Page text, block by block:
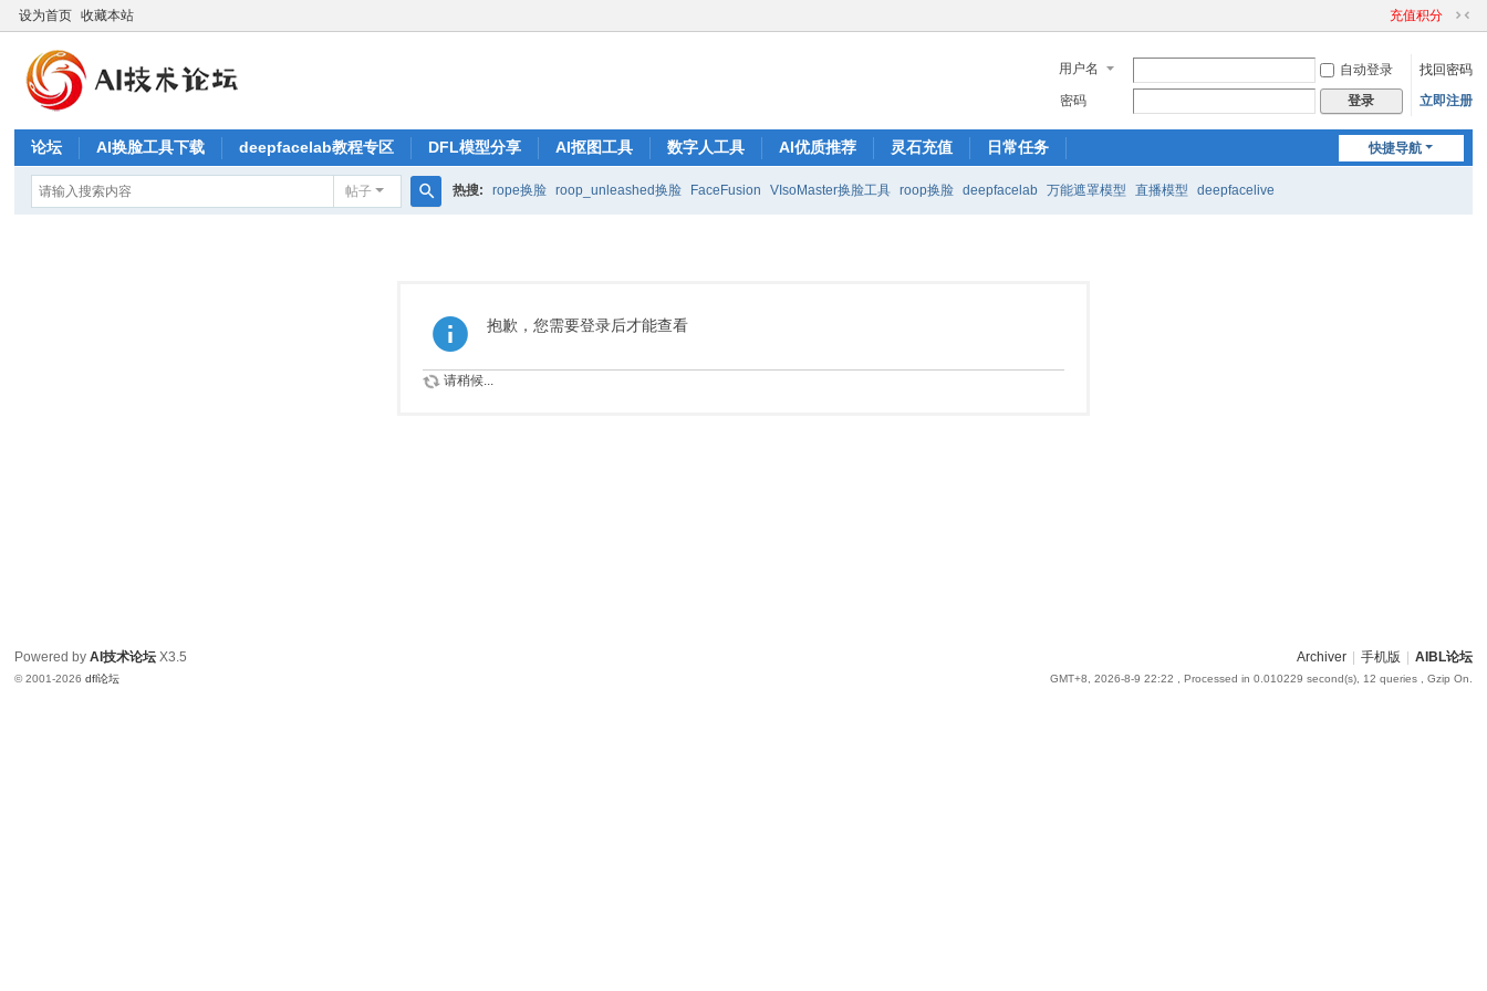
设为首页 收藏本站 充值积分
切
到
窄
用户名 自动登录
找回密码
密码
登录 立即注册
快捷导航
论坛 AI换脸工具下载 deepfacelab教程专区 DFL模型分享 AI抠图工具 数字人工具 AI优质推荐 灵石充值 日常任务
帖子 热搜: rope换脸 roop_unleashed换脸 FaceFusion VIsoMaster换脸工具 roop换脸 deepfacelab 万能遮罩模型 直播模型 deepfacelive
抱歉，您需要登录后才能查看
请稍候...
Archiver 手机版 AIBL论坛
GMT+8, 2026-8-9 22:22 , Processed in 0.010229 second(s), 12 queries , Gzip On.
Powered byAI技术论坛 X3.5
© 2001-2026dfl论坛